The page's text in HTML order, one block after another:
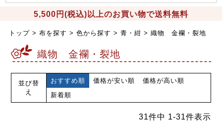
5,500円(税込)以上のお買い物で送料無料
トップ 布を探す 色から探す 青・紺 織物 金襴・裂地
織物 金襴・裂地
並び替
え
おすすめ順 価格が安い順
価格が高い順
新着順
31件中 1-31件表示